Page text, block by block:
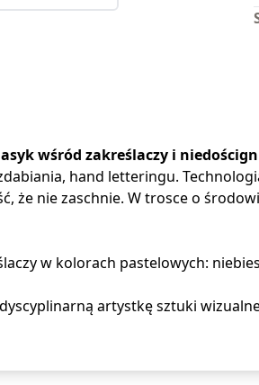
wśród zakreślaczy i
hand letteringu.
że nie zaschnie. W trosce o
w kolorach pastelowych:
artystkę sztuki